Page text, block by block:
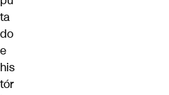
ta
do
e
his
tór